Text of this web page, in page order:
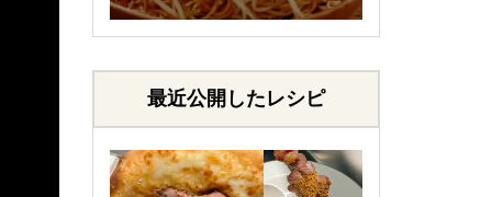
最近公開したレシピ